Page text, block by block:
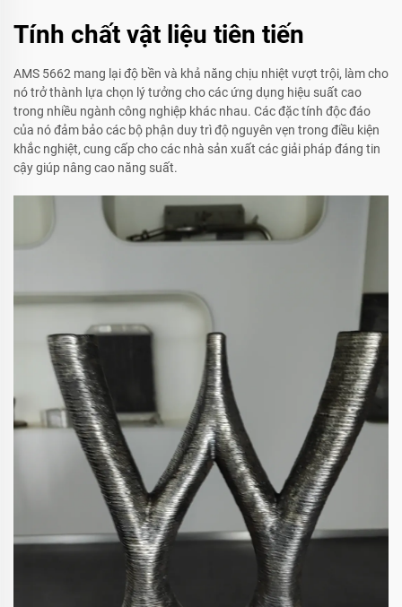
Tính chất vật liệu tiên tiến
AMS 5662 mang lại độ bền và khả năng chịu nhiệt vượt trội, làm cho
nó trở thành lựa chọn lý tưởng cho các ứng dụng hiệu suất cao
trong nhiều ngành công nghiệp khác nhau. Các đặc tính độc đáo
của nó đảm bảo các bộ phận duy trì độ nguyên vẹn trong điều kiện
khắc nghiệt, cung cấp cho các nhà sản xuất các giải pháp đáng tin
cậy giúp nâng cao năng suất.